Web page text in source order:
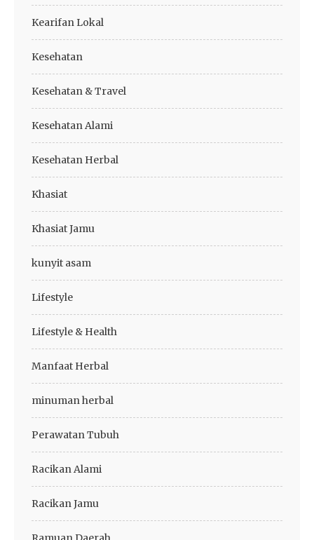
Kearifan Lokal
Kesehatan
Kesehatan & Travel
Kesehatan Alami
Kesehatan Herbal
Khasiat
Khasiat Jamu
kunyit asam
Lifestyle
Lifestyle & Health
Manfaat Herbal
minuman herbal
Perawatan Tubuh
Racikan Alami
Racikan Jamu